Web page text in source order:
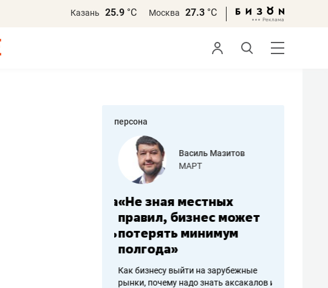
Казань 25.9 °С Москва 27.3 °С
персона
Василь Мазитов
МАРТ
«Не зная местных
правил, бизнес может
потерять минимум
полгода»
Как бизнесу выйти на зарубежные
рынки, почему надо знать аксакалов и